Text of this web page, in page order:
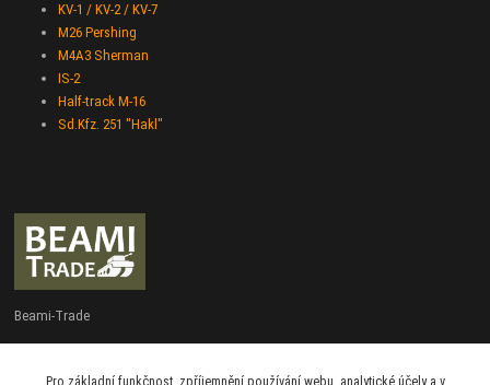
KV-1 / KV-2 / KV-7
M26 Pershing
M4A3 Sherman
IS-2
Half-track M-16
Sd.Kfz. 251 "Hakl"
Beami-Trade
+420 775 427 778
Pro základní funkčnost, zpříjemnění používání webu, analytické účely a v